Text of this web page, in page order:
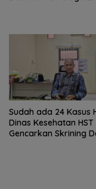
Sudah ada 24 Kasus
Dinas Kesehatan HST
Gencarkan Skrining